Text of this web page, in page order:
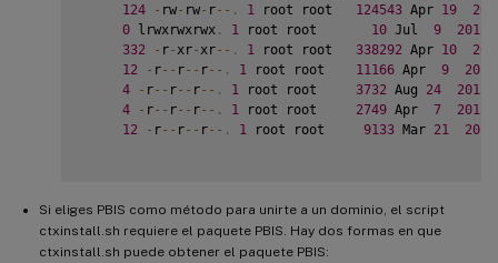
124
- rw- rw- r-- . 1 root root 124543 Apr 19
0 lrwxrwxrwx . 1 root root 10 Jul 9 2012
332
- r- xr- xr-- . 1 root root 338292 Apr 10
12
- r-- r-- r-- . 1 root root 11166 Apr 9 2015
4
- r-- r-- r-- . 1 root root 3732 Aug 24 2015
4
- r-- r-- r-- . 1 root root 2749 Apr 7 2015
12
- r-- r-- r-- . 1 root root 9133 Mar 21 2016
Si eliges PBIS como método para unirte a un dominio, el script
ctxinstall.sh requiere el paquete PBIS. Hay dos formas en que
ctxinstall.sh puede obtener el paquete PBIS: